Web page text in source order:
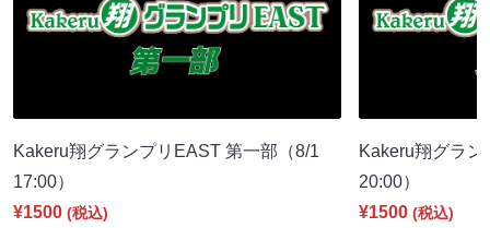
Kakeru翔グランプリEAST 第一部（8/1
17:00）
¥1500 (税込)
Kakeru翔グラ
20:00）
¥1500 (税込)